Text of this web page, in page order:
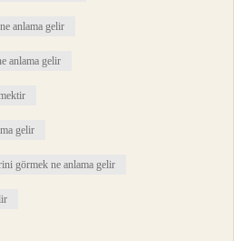
anlama gelir
anlama gelir
gelir
görmek ne anlama gelir